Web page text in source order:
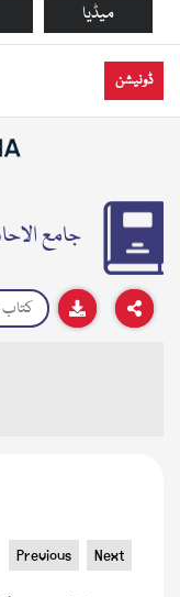
میڈیا
ڈونیشن
جامع
Previous Next